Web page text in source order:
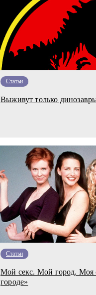
Статьи
Выживут только
Статьи
Мой секс. Мой город. Моя
городе»